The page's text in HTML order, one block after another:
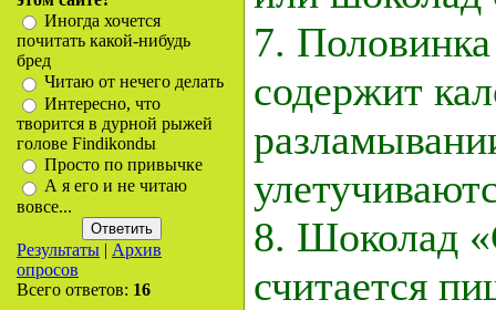
Иногда хочется
почитать какой-нибудь
бред
Читаю от нечего делать
Интересно, что
творится в дурной рыжей
голове Findikondы
Просто по привычке
А я его и не читаю
вовсе...
Результаты | Архив
опросов
Всего ответов: 16
7.
содержит
8. Шоколад
считается